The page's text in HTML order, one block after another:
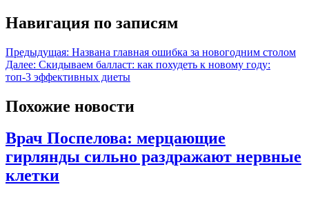
Навигация по записям
Предыдущая: Названа главная ошибка за новогодним столом
Далее: Скидываем балласт: как похудеть к новому году:
топ-3 эффективных диеты
Похожие новости
Врач Поспелова: мерцающие
гирлянды сильно раздражают нервные
клетки